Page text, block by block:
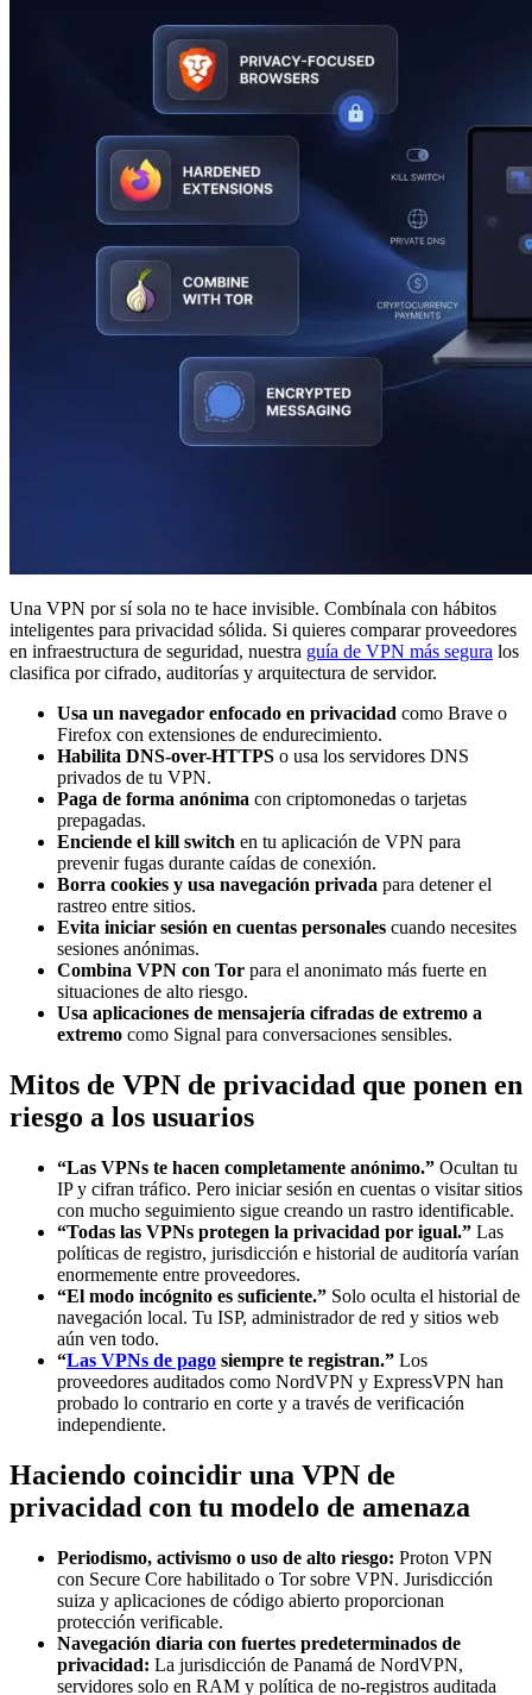
Una VPN por sí sola no te hace invisible. Combínala con hábitos
inteligentes para privacidad sólida. Si quieres comparar proveedores
en infraestructura de seguridad, nuestra guía de VPN más segura los
clasifica por cifrado, auditorías y arquitectura de servidor.
Usa un navegador enfocado en privacidad como Brave o
Firefox con extensiones de endurecimiento.
Habilita DNS-over-HTTPS o usa los servidores DNS
privados de tu VPN.
Paga de forma anónima con criptomonedas o tarjetas
prepagadas.
Enciende el kill switch en tu aplicación de VPN para
prevenir fugas durante caídas de conexión.
Borra cookies y usa navegación privada para detener el
rastreo entre sitios.
Evita iniciar sesión en cuentas personales cuando necesites
sesiones anónimas.
Combina VPN con Tor para el anonimato más fuerte en
situaciones de alto riesgo.
Usa aplicaciones de mensajería cifradas de extremo a
extremo como Signal para conversaciones sensibles.
Mitos de VPN de privacidad que ponen en
riesgo a los usuarios
“Las VPNs te hacen completamente anónimo.” Ocultan tu
IP y cifran tráfico. Pero iniciar sesión en cuentas o visitar sitios
con mucho seguimiento sigue creando un rastro identificable.
“Todas las VPNs protegen la privacidad por igual.” Las
políticas de registro, jurisdicción e historial de auditoría varían
enormemente entre proveedores.
“El modo incógnito es suficiente.” Solo oculta el historial de
navegación local. Tu ISP, administrador de red y sitios web
aún ven todo.
“Las VPNs de pago siempre te registran.” Los
proveedores auditados como NordVPN y ExpressVPN han
probado lo contrario en corte y a través de verificación
independiente.
Haciendo coincidir una VPN de
privacidad con tu modelo de amenaza
Periodismo, activismo o uso de alto riesgo: Proton VPN
con Secure Core habilitado o Tor sobre VPN. Jurisdicción
suiza y aplicaciones de código abierto proporcionan
protección verificable.
Navegación diaria con fuertes predeterminados de
privacidad: La jurisdicción de Panamá de NordVPN,
servidores solo en RAM y política de no-registros auditada